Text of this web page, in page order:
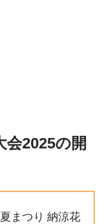
会2025の開
まつり 納涼花